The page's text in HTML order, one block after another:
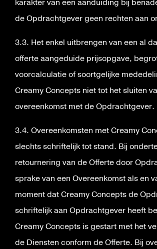
karakter van een aanduiding bij
de Opdrachtgever geen rechten aan
3.3. Het enkel uitbrengen van een al
offerte aangeduide prijsopgave,
voorcalculatie of soortgelijke
Creamy Concepts niet tot het sluiten
overeenkomst met de Opdrachtgever.
3.4. Overeenkomsten met Creamy
slechts schriftelijk tot stand. Bij
retournering van de Offerte door
sprake van een Overeenkomst als en
moment dat Creamy Concepts de
schriftelijk aan Opdrachtgever heeft
Creamy Concepts is gestart met het
de Diensten conform de Offerte. Bij